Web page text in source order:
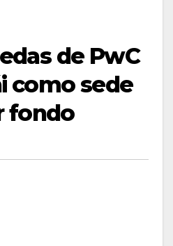
de PwC
como sede
fondo